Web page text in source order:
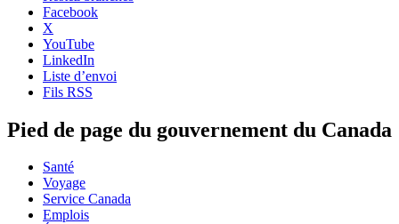
Facebook
X
YouTube
LinkedIn
Liste d’envoi
Fils RSS
Pied de page du gouvernement du Canada
Santé
Voyage
Service Canada
Emplois